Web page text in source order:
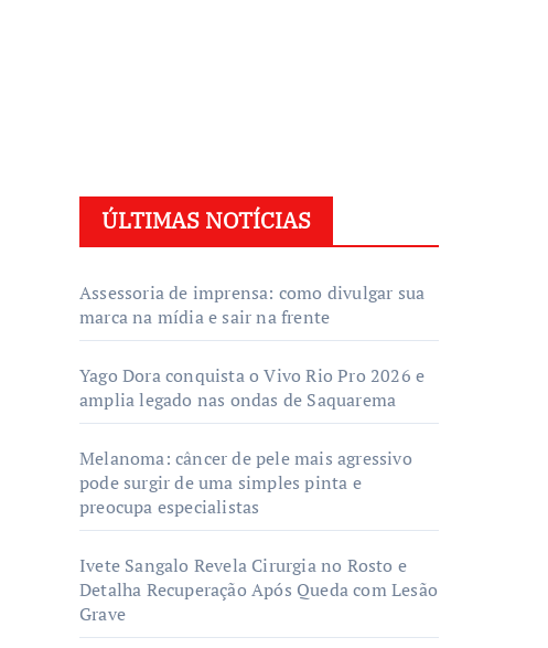
ÚLTIMAS NOTÍCIAS
Assessoria de imprensa: como divulgar sua
marca na mídia e sair na frente
Yago Dora conquista o Vivo Rio Pro 2026 e
amplia legado nas ondas de Saquarema
Melanoma: câncer de pele mais agressivo
pode surgir de uma simples pinta e
preocupa especialistas
Ivete Sangalo Revela Cirurgia no Rosto e
Detalha Recuperação Após Queda com Lesão
Grave